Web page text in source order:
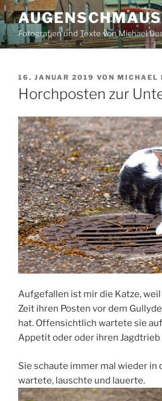
Zum
Inhalt
springen
AUGENSCHMAUS
Fotografien und Texte von Michael
VERÖFFENTLICHT
AM
16. JANUAR 2019 VON MICHAEL
Horchposten zur
Aufgefallen ist mir die Katze,
Zeit ihren Posten vor dem
hat. Offensichtlich wartete sie
Appetit oder oder ihren
Sie schaute immer mal wieder in
wartete, lauschte und lauerte.